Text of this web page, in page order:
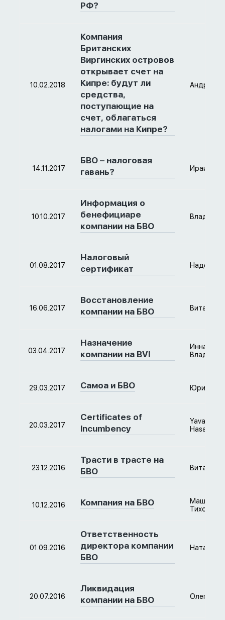
РФ?
10.02.2018
Компания
Британских
Виргинских островов
открывает счет на
Кипре: будут ли
средства,
поступающие на
счет, облагаться
налогами на Кипре?
Андрей
14.11.2017
БВО – налоговая
гавань?
Ираида
10.10.2017
Информация о
бенефициаре
компании на БВО
Владимир
01.08.2017
Налоговый
сертификат
Надежда
16.06.2017
Восстановление
компании на БВО
Виталий
03.04.2017
Назначение
компании на BVI
Инна
29.03.2017 Самоа и БВО Юрий
20.03.2017
Certificates of
Incumbency
Yavar
23.12.2016
Трасти в трасте на
БВО
Виталий
10.12.2016 Компания на БВО
Маша
Тихонова
01.09.2016
Ответственность
директора компании
БВО
Наталия
20.07.2016
Ликвидация
компании на БВО
Олег